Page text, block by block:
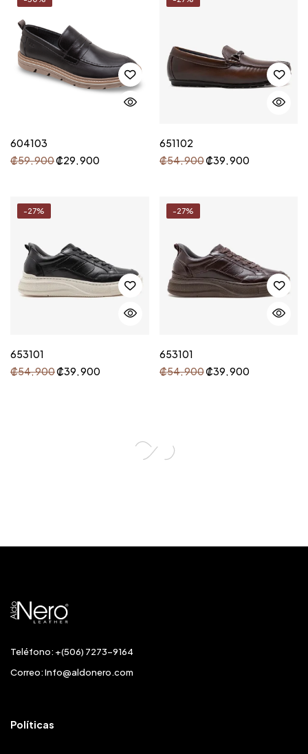
604103
₡59, 900₡29, 900
651102
₡54, 900₡39, 900
-27%
653101
₡54, 900₡39, 900
-27%
653101
₡54, 900₡39, 900
Teléfono: +(506) 7273-9164
Correo:Info@aldonero.com
Políticas